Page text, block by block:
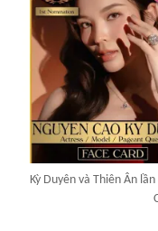
Kỳ Duyên và Thiên Ân